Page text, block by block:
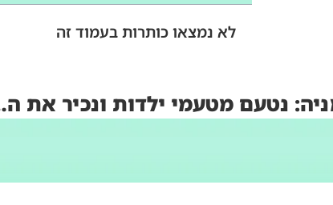
לא נמצאו כותרות בעמוד זה
טיול שורשים